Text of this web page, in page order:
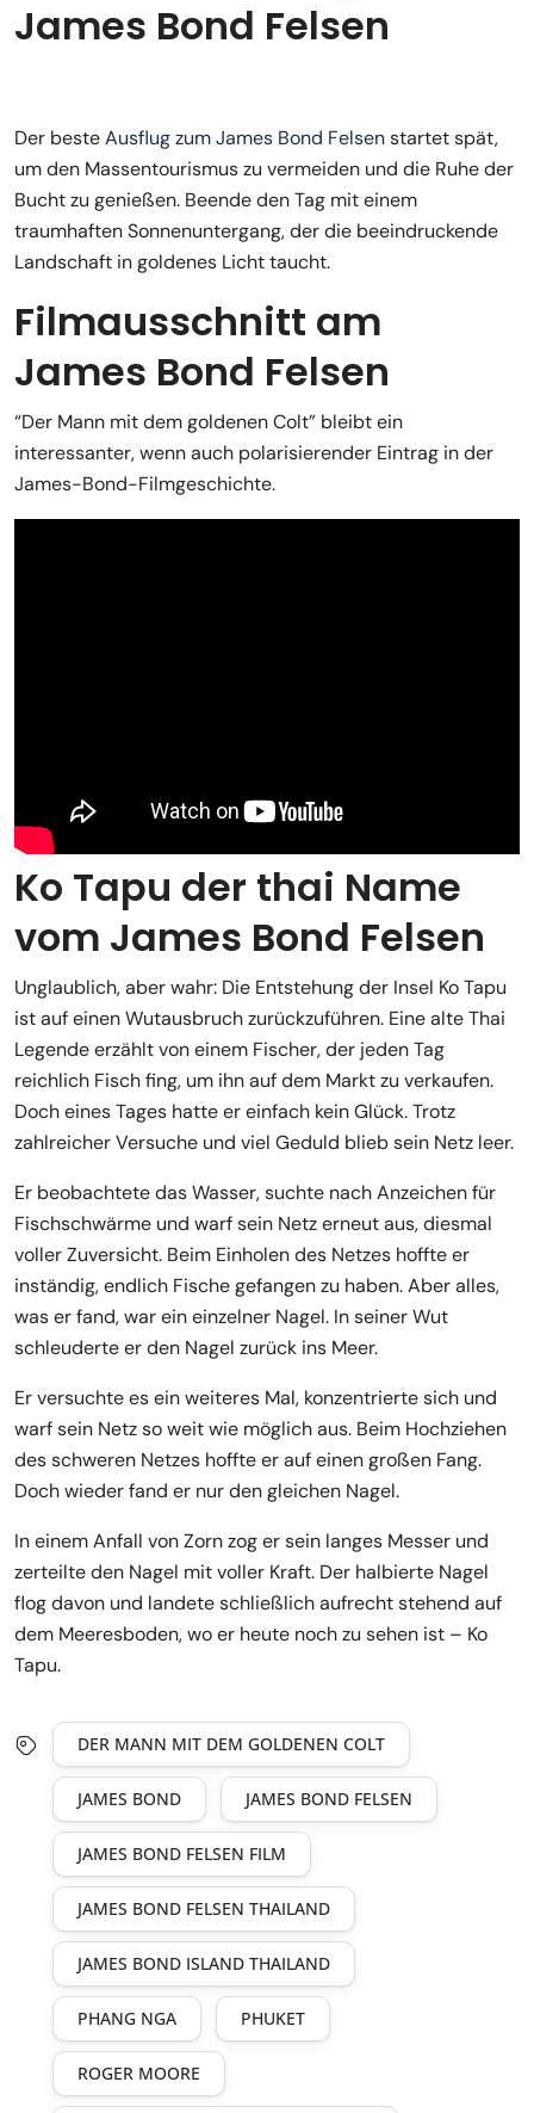
James Bond Felsen
Der besteAusflug zum James Bond Felsenstartet spät,
um den Massentourismus zu vermeiden und die Ruhe der
Bucht zu genießen. Beende den Tag mit einem
traumhaften Sonnenuntergang, der die beeindruckende
Landschaft in goldenes Licht taucht.
Filmausschnitt am
James Bond Felsen
“Der Mann mit dem goldenen Colt” bleibt ein
interessanter, wenn auch polarisierender Eintrag in der
James-Bond-Filmgeschichte.
Ko Tapu der thai Name
vom James Bond Felsen
Unglaublich, aber wahr: Die Entstehung der Insel Ko Tapu
ist auf einen Wutausbruch zurückzuführen. Eine alte Thai
Legende erzählt von einem Fischer, der jeden Tag
reichlich Fisch fing, um ihn auf dem Markt zu verkaufen.
Doch eines Tages hatte er einfach kein Glück. Trotz
zahlreicher Versuche und viel Geduld blieb sein Netz leer.
Er beobachtete das Wasser, suchte nach Anzeichen für
Fischschwärme und warf sein Netz erneut aus, diesmal
voller Zuversicht. Beim Einholen des Netzes hoffte er
inständig, endlich Fische gefangen zu haben. Aber alles,
was er fand, war ein einzelner Nagel. In seiner Wut
schleuderte er den Nagel zurück ins Meer.
Er versuchte es ein weiteres Mal, konzentrierte sich und
warf sein Netz so weit wie möglich aus. Beim Hochziehen
des schweren Netzes hoffte er auf einen großen Fang.
Doch wieder fand er nur den gleichen Nagel.
In einem Anfall von Zorn zog er sein langes Messer und
zerteilte den Nagel mit voller Kraft. Der halbierte Nagel
flog davon und landete schließlich aufrecht stehend auf
dem Meeresboden, wo er heute noch zu sehen ist – Ko
Tapu.
DER MANN MIT DEM GOLDENEN COLT
JAMES BOND JAMES BOND FELSEN
JAMES BOND FELSEN FILM
JAMES BOND FELSEN THAILAND
JAMES BOND ISLAND THAILAND
PHANG NGA PHUKET
ROGER MOORE